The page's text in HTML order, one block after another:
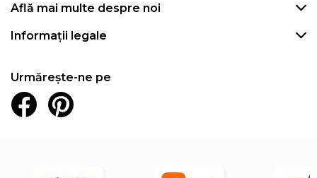
Află mai multe despre noi
Informații legale
Urmărește-ne pe